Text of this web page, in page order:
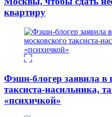
квартиру
Фэшн-блогер заявила в
таксиста-насильника,
«психичкой»